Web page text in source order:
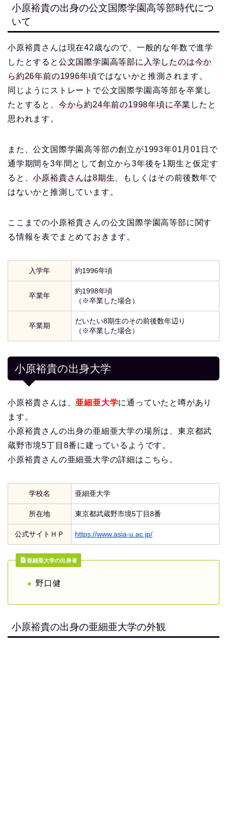
小原裕貴の出身の公文国際学園高等部時代につ
いて
小原裕貴さんは現在42歳なので、一般的な年数で進学
したとすると 公文国際学園高等部に入学したのは今か
ら約26年前の1996年頃ではないかと推測されます。
同じようにストレートで公文国際学園高等部を卒業し
たとすると、 今から約24年前の1998年頃に卒業したと
思われます。
また、公文国際学園高等部の創立が1993年01月01日で
通学期間を3年間として創立から3年後を1期生と仮定す
ると、小原裕貴さんは8期生 、もしくはその前後数年で
はないかと推測しています。
ここまでの小原裕貴さんの公文国際学園高等部に関す
る情報を表でまとめておきます。
入学年 約1996年頃
卒業年
約1998年頃
（※卒業した場合）
卒業期
だいたい8期生のその前後数年辺り
（※卒業した場合）
小原裕貴の出身大学
小原裕貴さんは、 亜細亜大学に通っていたと噂があり
ます。
小原裕貴さんの出身の亜細亜大学の場所は、東京都武
蔵野市境5丁目8番に建っているようです。
小原裕貴さんの亜細亜大学の詳細はこちら。
学校名 亜細亜大学
所在地 東京都武蔵野市境5丁目8番
公式サイトＨＰ https://www.asia-u.ac.jp/
亜細亜大学の出身者
野口健
小原裕貴の出身の亜細亜大学の外観